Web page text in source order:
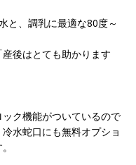
と、調乳に最適な80度～
後はとても助かります
ク機能がついているので
水蛇口にも無料オプショ